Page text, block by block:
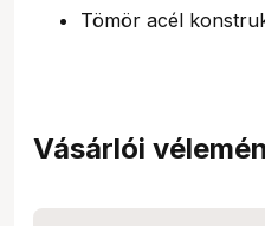
Tömör acél
Vásárlói